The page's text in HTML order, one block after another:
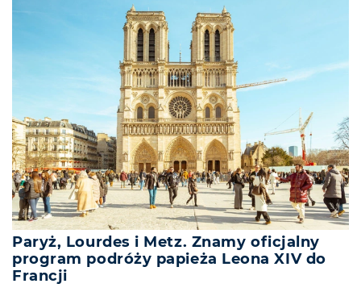
Paryż, Lourdes i Metz. Znamy oficjalny
program podróży papieża Leona XIV do
Francji